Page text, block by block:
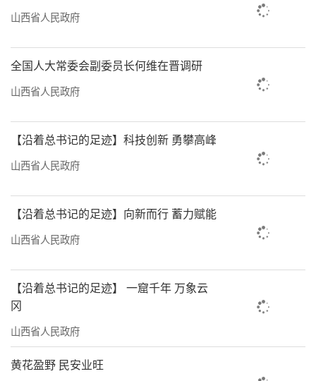
山西省人民政府
全国人大常委会副委员长何维在晋调研
山西省人民政府
【沿着总书记的足迹】科技创新 勇攀高峰
山西省人民政府
【沿着总书记的足迹】向新而行 蓄力赋能
山西省人民政府
【沿着总书记的足迹】 一窟千年 万象云
冈
山西省人民政府
黄花盈野 民安业旺